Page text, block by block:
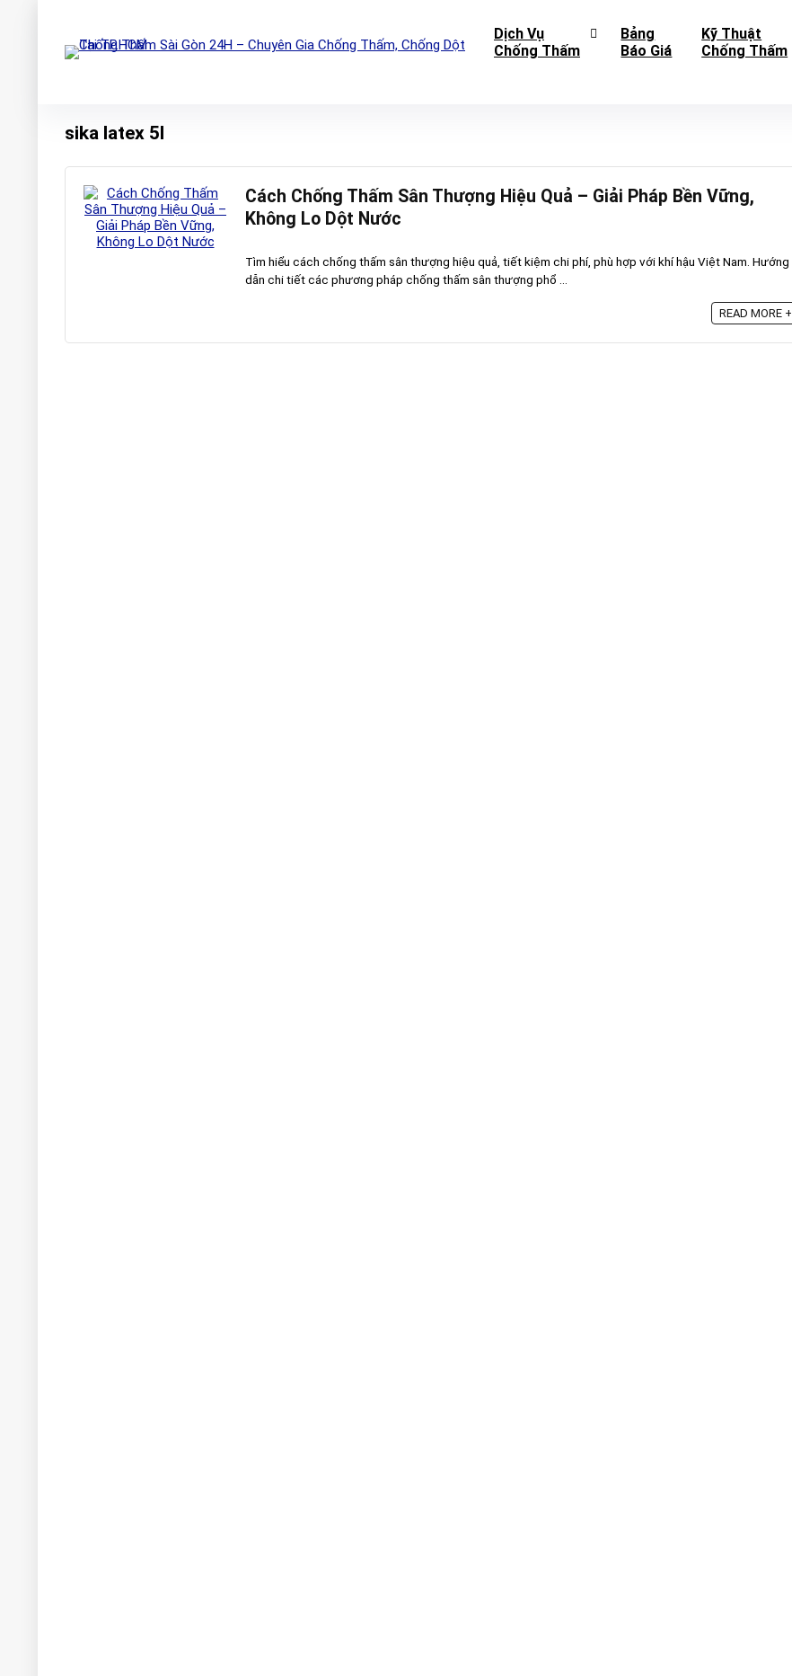
Dịch Vụ
Chống Thấm
Bảng
Báo Giá
Kỹ Thuật
Chống Thấm
sika latex 5l
Cách Chống Thấm Sân Thượng Hiệu Quả – Giải Pháp Bền Vững,
Không Lo Dột Nước
Tìm hiểu cách chống thấm sân thượng hiệu quả, tiết kiệm chi phí, phù hợp với khí hậu Việt Nam. Hướng
dẫn chi tiết các phương pháp chống thấm sân thượng phổ ...
READ MORE +